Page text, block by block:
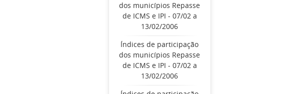
dos municípios Repasse
de ICMS e IPI - 07/02 a
13/02/2006
Índices de participação
dos municípios Repasse
de ICMS e IPI - 07/02 a
13/02/2006